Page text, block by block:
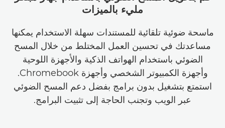
مليء بالميزات
ماسحة ضوئية تلقائية للمستندات سهلة الاستخدام يمكنها
مساعدتك في تحسين العمل المختلط من خلال المسح
الضوئي باستخدام الهواتف الذكية والأجهزة اللوحية
وأجهزة الكمبيوتر الشخصي وأجهزة Chromebook.
استمتع بتشغيل بدون برامج بفضل دعم المسح الضوئي
عبر الويب وتجنب الحاجة إلى تثبيت البرامج.